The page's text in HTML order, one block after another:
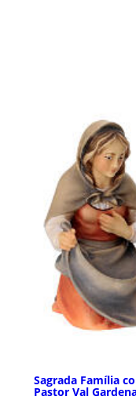
Sagrada Família
Pastor Val